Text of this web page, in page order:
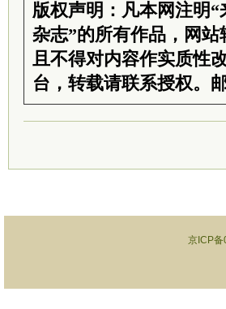
版权声明：凡本网注明
杂志”的所有作品，网
且不得对内容作实质性
台，转载请联系授权。
京ICP